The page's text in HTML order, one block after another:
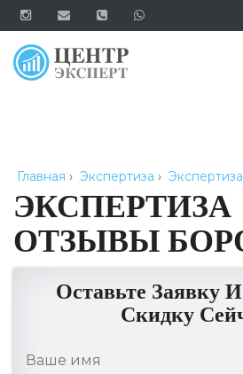
Главная › Экспертиза ›
ЭКСПЕРТИЗА
ОТЗЫВЫ
Оставьте Заявку
Скидку